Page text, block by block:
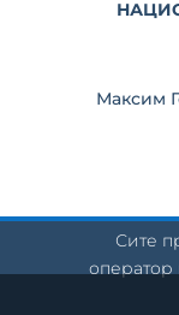
Максим
Сите
оператор